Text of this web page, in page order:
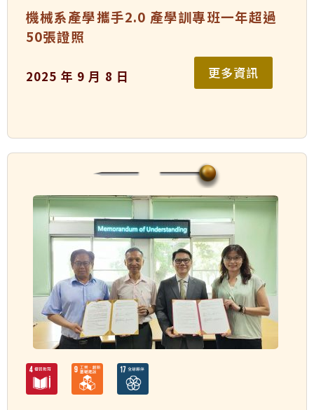
機械系產學攜手2.0 產學訓專班一年超過
50張證照
2025 年 9 月 8 日 更多資訊